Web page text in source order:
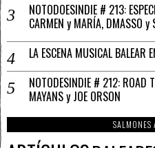
NOTODOESINDIE # 213:
CARMEN y MARÍA, DMASSO y
LA ESCENA MUSICAL BALEAR
NOTODESINDIE # 212: ROAD
MAYANS y JOE ORSON
SALMONES